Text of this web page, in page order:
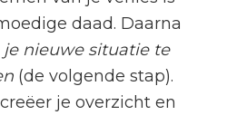
daad. Daarna
je nieuwe situatie te
(de volgende stap).
je overzicht en